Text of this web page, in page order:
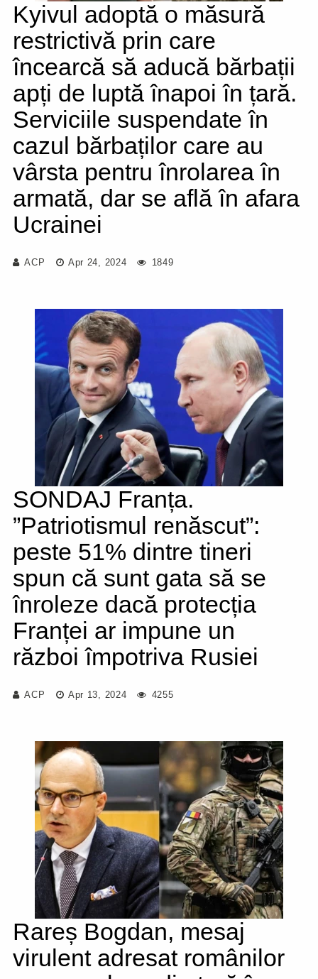
Kyivul adoptă o măsură
restrictivă prin care
încearcă să aducă bărbații
apți de luptă înapoi în țară.
Serviciile suspendate în
cazul bărbaților care au
vârsta pentru înrolarea în
armată, dar se află în afara
Ucrainei
ACP Apr 24, 2024 1849
SONDAJ Franța.
”Patriotismul renăscut”:
peste 51% dintre tineri
spun că sunt gata să se
înroleze dacă protecția
Franței ar impune un
război împotriva Rusiei
ACP Apr 13, 2024 4255
Rareș Bogdan, mesaj
virulent adresat românilor